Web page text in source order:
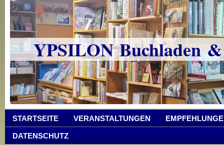
YPSILON Buchladen
STARTSEITE VERANSTALTUNGEN
DATENSCHUTZ